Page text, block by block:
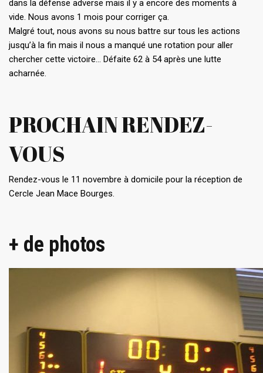
dans la défense adverse mais il y a encore des moments à
vide. Nous avons 1 mois pour corriger ça.
Malgré tout, nous avons su nous battre sur tous les actions
jusqu’à la fin mais il nous a manqué une rotation pour aller
chercher cette victoire… Défaite 62 à 54 après une lutte
acharnée.
PROCHAIN RENDEZ-
VOUS
Rendez-vous le 11 novembre à domicile pour la réception de
Cercle Jean Mace Bourges.
+ de photos